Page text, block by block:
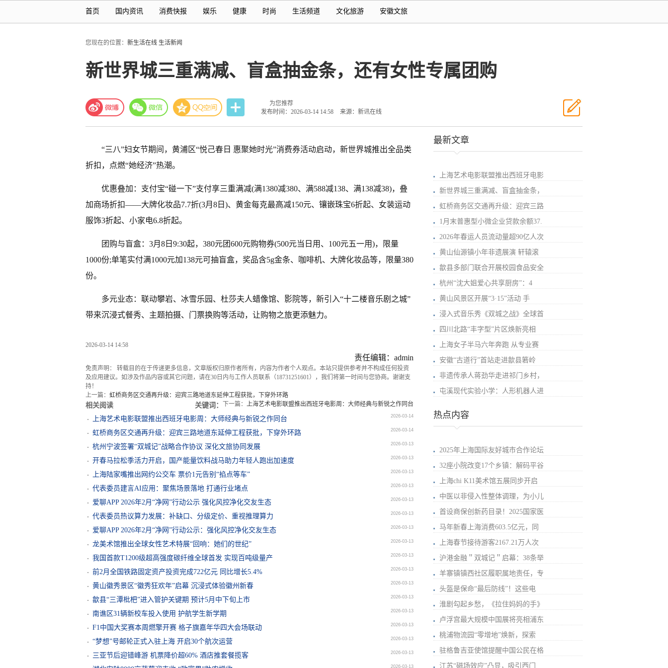
首页 国内资讯 消费快报 娱乐 健康 时尚 生活频道 文化旅游 安徽文旅
您现在的位置： 新生活在线 生活新闻
新世界城三重满减、盲盒抽金条，还有女性专属团购
为您推荐
发布时间：2026-03-14 14:58
来源：新讯在线
“三八”妇女节期间，黄浦区“悦己春日 惠聚她时光”消费券活动启动，新世界城推出全品类
折扣，点燃“她经济”热潮。
优惠叠加：支付宝“碰一下”支付享三重满减(满1380减380、满588减138、满138减38)，叠
加商场折扣——大牌化妆品7.7折(3月8日)、黄金每克最高减150元、镶嵌珠宝6折起、女装运动
服饰3折起、小家电6.8折起。
团购与盲盒：3月8日9:30起，380元团600元购物券(500元当日用、100元五一用)，限量
1000份;单笔实付满1000元加138元可抽盲盒，奖品含5g金条、咖啡机、大牌化妆品等，限量380
份。
多元业态：联动攀岩、冰雪乐园、杜莎夫人蜡像馆、影院等，新引入“十二楼音乐剧之城”
带来沉浸式餐秀、主题拍摄、门票换购等活动，让购物之旅更添魅力。
2026-03-14 14:58
责任编辑：admin
免责声明： 转载目的在于传递更多信息，文章版权归原作者所有，内容为作者个人观点。本站只提供参考并不构成任何投资
及应用建议。如涉及作品内容或其它问题，请在30日内与工作人员联系（18731251601），我们将第一时间与您协商。谢谢支
持！
上一篇： 虹桥商务区交通再升级：迎宾三路地道东延伸工程获批，下穿外环路
下一篇： 上海艺术电影联盟推出西班牙电影周：大师经典与新锐之作同台
相关阅读
关键词：
上海艺术电影联盟推出西班牙电影周：大师经典与新锐之作同台
2026-03-14
虹桥商务区交通再升级：迎宾三路地道东延伸工程获批，下穿外环路 2026-03-14
杭州宁波签署“双城记”战略合作协议 深化文旅协同发展 2026-03-13
开春马拉松季活力开启，国产能量饮料战马助力年轻人跑出加速度 2026-03-13
上海陆家嘴推出网约公交车 票价1元告别“掐点等车” 2026-03-13
代表委员建言AI应用：聚焦场景落地 打通行业堵点 2026-03-13
爱聊APP 2026年2月“净网”行动公示 强化风控净化交友生态 2026-03-13
代表委员热议算力发展：补缺口、分级定价、重视推理算力 2026-03-13
爱聊APP 2026年2月“净网”行动公示：强化风控净化交友生态 2026-03-13
龙美术馆推出全球女性艺术特展“回响：她们的世纪” 2026-03-13
我国首款T1200级超高强度碳纤维全球首发 实现百吨级量产 2026-03-13
前2月全国铁路固定资产投资完成722亿元 同比增长5.4% 2026-03-13
黄山徽秀景区“徽秀狂欢年”启幕 沉浸式体验徽州新春 2026-03-13
歙县“三潭枇杷”进入管护关键期 预计5月中下旬上市 2026-03-13
南谯区31辆新校车投入使用 护航学生新学期 2026-03-13
F1中国大奖赛本周燃擎开赛 格子旗嘉年华四大会场联动 2026-03-13
“梦想”号邮轮正式入驻上海 开启30个航次运营 2026-03-13
三亚节后迎错峰游 机票降价超60% 酒店推套餐揽客 2026-03-13
2026-03-13
最新文章
上海艺术电影联盟推出西班牙电影
新世界城三重满减、盲盒抽金条，
虹桥商务区交通再升级：迎宾三路
1月末普惠型小微企业贷款余额37.
2026年春运人员流动量超90亿人次
黄山仙源镇小年非遗展演 轩辕滚
歙县多部门联合开展校园食品安全
杭州“沈大姐爱心共享厨房”：4
黄山风景区开展“3·15”活动 手
浸入式音乐秀《双城之战》全球首
四川北路“丰字型”片区焕新亮相
上海女子半马六年奔跑 从专业赛
安徽“古道行”首站走进歙县箬岭
非遗传承人蒋劲华走进祁门乡村，
屯溪现代实验小学：人形机器人进
热点内容
2025年上海国际友好城市合作论坛
32座小院改变17个乡镇：解码平谷
上海chi K11美术馆五展同步开启
中医以非侵入性整体调理，为小儿
首设商保创新药目录！2025国家医
马年新春上海消费603.5亿元，同
上海春节接待游客2167.21万人次
沪港金融＂双城记＂启幕：38条举
羊寨镇镇西社区履职属地责任，专
头盔是保命“最后防线”！这些电
淮剧勾起乡愁，《拉住妈妈的手》
卢浮宫最大规模中国展将亮相浦东
桃浦物流园“零增地”焕新，探索
驻格鲁吉亚使馆提醒中国公民在格
江苏“磁场效应”凸显，吸引西门